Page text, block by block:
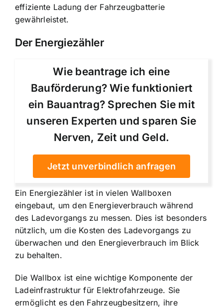
effiziente Ladung der Fahrzeugbatterie
gewährleistet.
Der Energiezähler
Wie beantrage ich eine
Bauförderung? Wie funktioniert
ein Bauantrag? Sprechen Sie mit
unseren Experten und sparen Sie
Nerven, Zeit und Geld.
Jetzt unverbindlich anfragen
Ein Energiezähler ist in vielen Wallboxen
eingebaut, um den Energieverbrauch während
des Ladevorgangs zu messen. Dies ist besonders
nützlich, um die Kosten des Ladevorgangs zu
überwachen und den Energieverbrauch im Blick
zu behalten.
Die Wallbox ist eine wichtige Komponente der
Ladeinfrastruktur für Elektrofahrzeuge. Sie
ermöglicht es den Fahrzeugbesitzern, ihre